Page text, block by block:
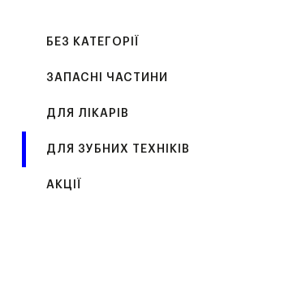
БЕЗ КАТЕГОРІЇ
ЗАПАСНІ ЧАСТИНИ
ДЛЯ ЛІКАРІВ
ДЛЯ ЗУБНИХ ТЕХНІКІВ
АКЦІЇ